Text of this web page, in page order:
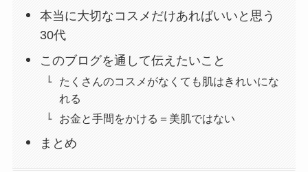
本当に大切なコスメだけあればいいと思う
30代
このブログを通して伝えたいこと
たくさんのコスメがなくても肌はきれいにな
れる
お金と手間をかける＝美肌ではない
まとめ